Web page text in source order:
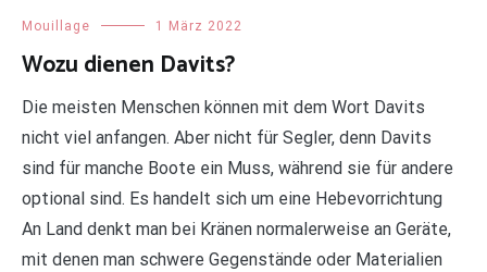
Mouillage 1 März 2022
Wozu dienen Davits?
Die meisten Menschen können mit dem Wort Davits
nicht viel anfangen. Aber nicht für Segler, denn Davits
sind für manche Boote ein Muss, während sie für andere
optional sind. Es handelt sich um eine Hebevorrichtung
An Land denkt man bei Kränen normalerweise an Geräte,
mit denen man schwere Gegenstände oder Materialien